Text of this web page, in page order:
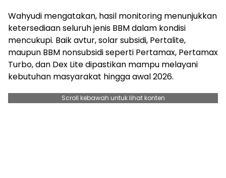
Wahyudi mengatakan, hasil monitoring menunjukkan
ketersediaan seluruh jenis BBM dalam kondisi
mencukupi. Baik avtur, solar subsidi, Pertalite,
maupun BBM nonsubsidi seperti Pertamax, Pertamax
Turbo, dan Dex Lite dipastikan mampu melayani
kebutuhan masyarakat hingga awal 2026.
Scroll kebawah untuk lihat konten